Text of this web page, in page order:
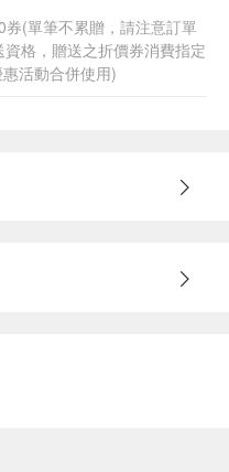
(單筆不累贈，請注意訂單
格，贈送之折價券消費指定
活動合併使用)